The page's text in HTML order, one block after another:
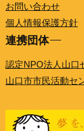
お問い合わせ
個人情報保護方針
連携団体
認定NPO法人山口
山口市市民活動セ